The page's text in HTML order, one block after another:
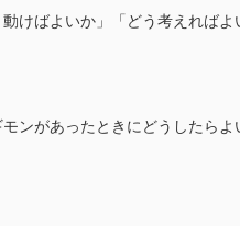
ばよいか」「どう考えればよ
ンがあったときにどうしたら